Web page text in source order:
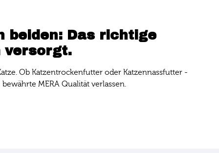
beiden: Das richtige
versorgt.
Ob Katzentrockenfutter oder Katzennassfutter -
MERA Qualität verlassen.